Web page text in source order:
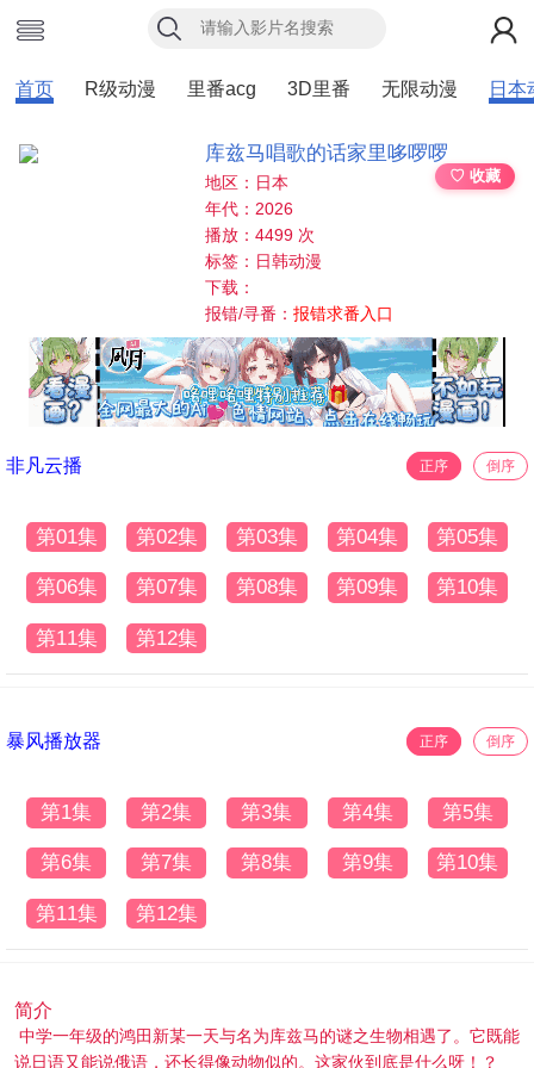
首页 R级动漫 里番acg 3D里番 无限动漫 日本
库兹马唱歌的话家里哆啰啰
♡ 收藏
地区：日本
年代：2026
播放：4499 次
标签：日韩动漫
下载：
报错/寻番：报错求番入口
非凡云播 正序 倒序
第01集 第02集 第03集 第04集 第05集
第06集 第07集 第08集 第09集 第10集
第11集 第12集
暴风播放器 正序 倒序
第1集 第2集 第3集 第4集 第5集
第6集 第7集 第8集 第9集 第10集
第11集 第12集
简介
中学一年级的鸿田新某一天与名为库兹马的谜之生物相遇了。它既能
说日语又能说俄语，还长得像动物似的。这家伙到底是什么呀！？